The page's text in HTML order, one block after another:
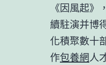
《因風起》
續駐演并博
化積聚數十
作包養網人